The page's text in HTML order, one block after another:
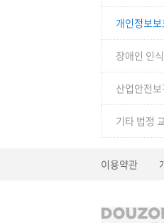
개인정보
장애인 인
산업안전
기타 법정
이용약관